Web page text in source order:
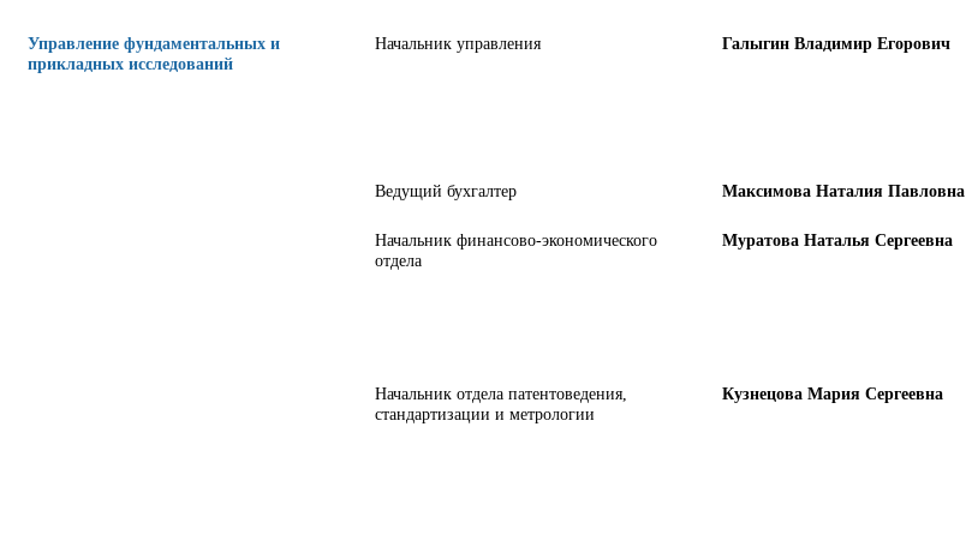
Управление фундаментальных и
прикладных исследований
Начальник управления Галыгин Владимир Егорович
Ведущий бухгалтер Максимова Наталия Павловна
Начальник финансово-экономического
отдела
Муратова Наталья Сергеевна
Начальник отдела патентоведения,
стандартизации и метрологии
Кузнецова Мария Сергеевна